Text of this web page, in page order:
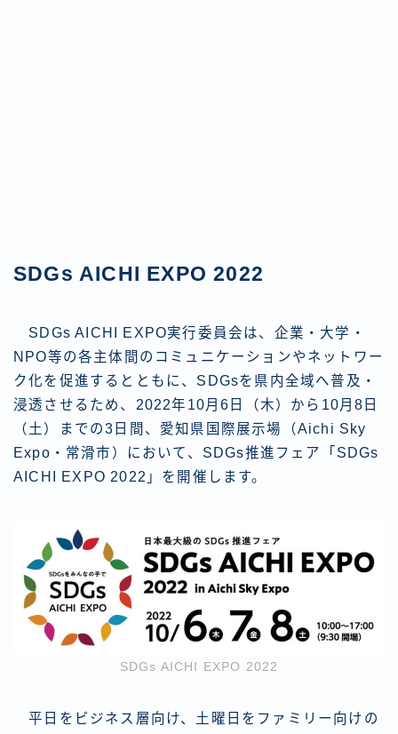
SDGs AICHI EXPO 2022
SDGs AICHI EXPO実行委員会は、企業・大学・
NPO等の各主体間のコミュニケーションやネットワー
ク化を促進するとともに、SDGsを県内全域へ普及・
浸透させるため、2022年10月6日（木）から10月8日
（土）までの3日間、愛知県国際展示場（Aichi Sky
Expo・常滑市）において、SDGs推進フェア「SDGs
AICHI EXPO 2022」を開催します。
SDGs AICHI EXPO 2022
平日をビジネス層向け、土曜日をファミリー向けの